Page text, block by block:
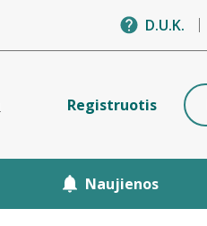
D.U.K.
Registruotis
Naujienos